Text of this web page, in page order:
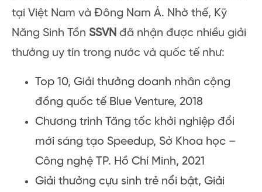
tại Việt Nam và Đông Nam Á. Nhờ thế, Kỹ
Năng Sinh Tồn SSVN đã nhận được nhiều giải
thưởng uy tín trong nước và quốc tế như:
Top 10, Giải thưởng doanh nhân cộng
đồng quốc tế Blue Venture, 2018
Chương trình Tăng tốc khởi nghiệp đổi
mới sáng tạo Speedup, Sở Khoa học –
Công nghệ TP. Hồ Chí Minh, 2021
Giải thưởng cựu sinh trẻ nổi bật, Giải